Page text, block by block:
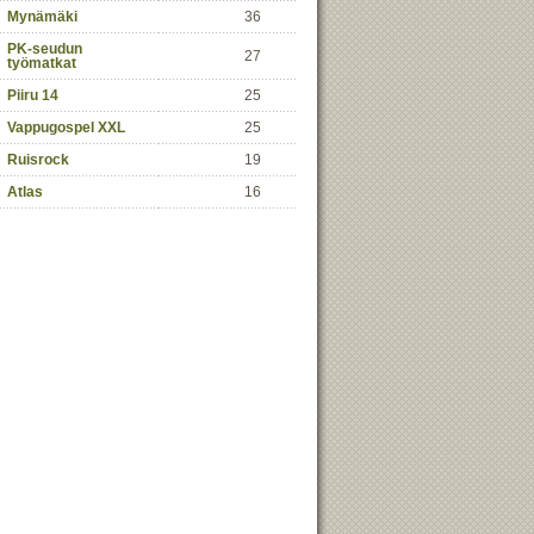
Mynämäki 36
PK-seudun
työmatkat
27
Piiru 14
25
Vappugospel XXL
25
Ruisrock
19
Atlas 16